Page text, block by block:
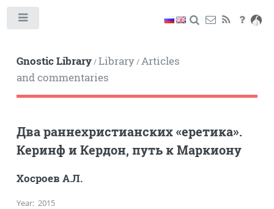
Gnostic Library/Library/Articles
and commentaries
Два раннехристианских «еретика».
Керинф и Кердон, путь к Маркиону
Хосроев А.Л.
Year: 2015